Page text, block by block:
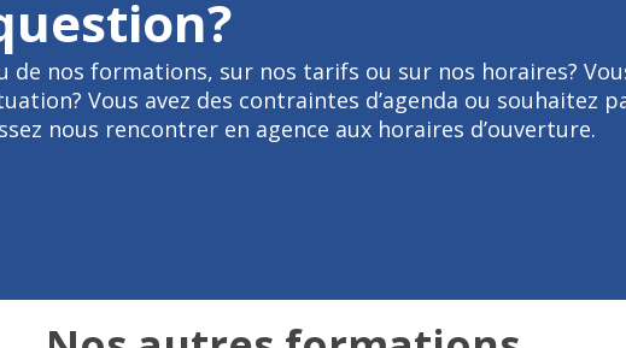
de nos formations, sur nos tarifs ou sur nos horaires?
Vous avez des contraintes d’agenda ou souhaitez
nous rencontrer en agence aux horaires d’ouverture.